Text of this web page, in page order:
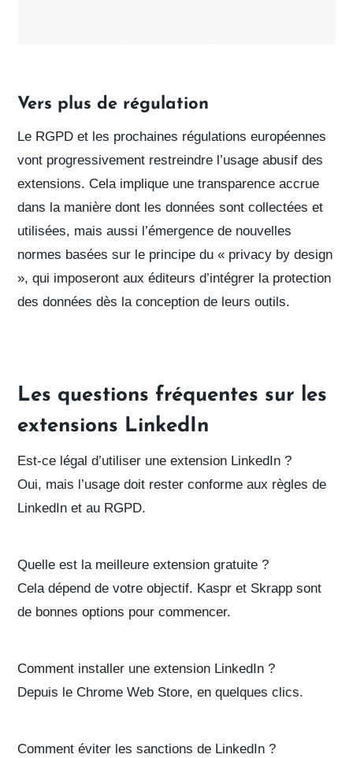
Vers plus de régulation
Le RGPD et les prochaines régulations européennes
vont progressivement restreindre l’usage abusif des
extensions. Cela implique une transparence accrue
dans la manière dont les données sont collectées et
utilisées, mais aussi l’émergence de nouvelles
normes basées sur le principe du « privacy by design
», qui imposeront aux éditeurs d’intégrer la protection
des données dès la conception de leurs outils.
Les questions fréquentes sur les
extensions LinkedIn
Est-ce légal d’utiliser une extension LinkedIn ?
Oui, mais l’usage doit rester conforme aux règles de
LinkedIn et au RGPD.
Quelle est la meilleure extension gratuite ?
Cela dépend de votre objectif. Kaspr et Skrapp sont
de bonnes options pour commencer.
Comment installer une extension LinkedIn ?
Depuis le Chrome Web Store, en quelques clics.
Comment éviter les sanctions de LinkedIn ?